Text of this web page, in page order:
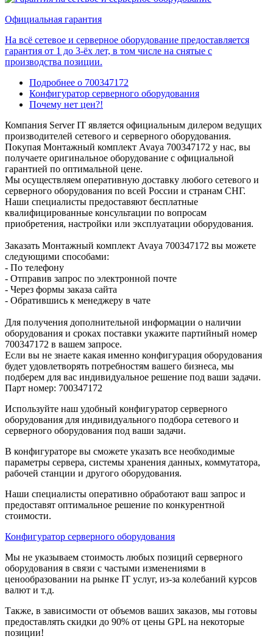
Официальная гарантия
На всё сетевое и серверное оборудование предоставляется
гарантия от 1 до 3-ёх лет, в том числе на снятые с
производства позиции.
Подробнее о 700347172
Конфигуратор серверного оборудования
Почему нет цен?!
Компания Server IT является официальным дилером ведущих
производителей сетевого и серверного оборудования.
Покупая Монтажный комплект Avaya 700347172 у нас, вы
получаете оригинальное оборудование с официальной
гарантией по оптимальной цене.
Мы осуществляем оперативную доставку любого сетевого и
серверного оборудования по всей России и странам СНГ.
Наши специалисты предоставяют бесплатные
квалифицированные консультации по вопросам
приобретения, настройки или эксплуатации оборудования.
Заказать Монтажный комплект Avaya 700347172 вы можете
следующими способами:
- По телефону
- Отправив запрос по электронной почте
- Через формы заказа сайта
- Обратившись к менеджеру в чате
Для получения дополнительной информации о наличии
оборудования и сроках поставки укажите партийный номер
700347172 в вашем запросе.
Если вы не знаете какая именно конфигурация оборудования
будет удовлетворять потребностям вашего бизнеса, мы
подберем для вас индивидуальное решение под ваши задачи.
Парт номер: 700347172
Используйте наш удобный конфигуратор серверного
оборудования для индивидуального подбора сетевого и
серверного оборудования под ваши задачи.
В конфигураторе вы сможете указать все необходимые
параметры сервера, системы хранения данных, коммутатора,
рабочей станции и другого оборудования.
Наши специалисты оперативно обработают ваш запрос и
предоставят оптимальное решение по конкурентной
стоимости.
Конфигуратор серверного оборудования
Мы не указываем стоимость любых позиций серверного
оборудования в связи с частыми изменениями в
ценообразовании на рынке IT услуг, из-за колебаний курсов
валют и т.д.
Также, в зависимости от объемов ваших заказов, мы готовы
предоставлять скидки до 90% от цены GPL на некоторые
позиции!